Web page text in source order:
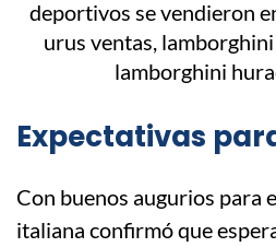
Expectativas
Con buenos augurios para
italiana confirmó que